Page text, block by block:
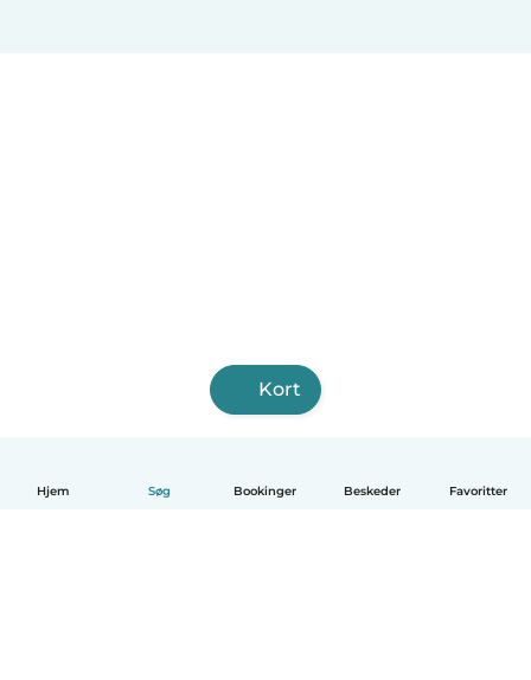
Hjem Søg Bookinger Beskeder Favoritter
Kort